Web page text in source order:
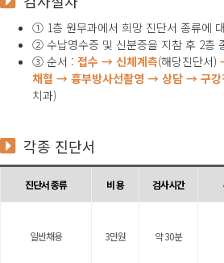
① 1층 원무과에서 희망 진단서 종류에
② 수납영수증 및 신분증을 지참 후 2층
③ 순서 : 접수 → 신체계측(해당진단서)
채혈 → 흉부방사선촬영 → 상담 → 구강
치과)
각종 진단서
진단서 종류 비 용 검사시간
일반채용 3만원 약 30분